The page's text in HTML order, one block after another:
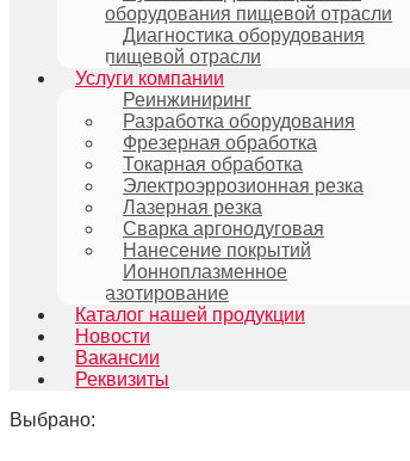
оборудования пищевой отрасли
Диагностика оборудования
пищевой отрасли
Услуги компании
Реинжиниринг
Разработка оборудования
Фрезерная обработка
Токарная обработка
Электроэррозионная резка
Лазерная резка
Сварка аргонодуговая
Нанесение покрытий
Ионноплазменное
азотирование
Каталог нашей продукции
Новости
Вакансии
Реквизиты
Выбрано: